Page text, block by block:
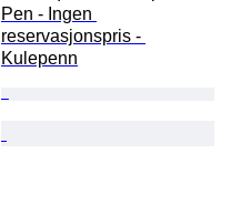
Pen - Ingen
reservasjonspris -
Kulepenn